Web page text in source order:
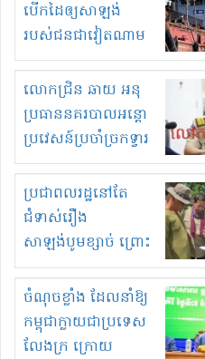
បើកដៃឲ្យសាឡង់
របស់ជនជាវៀតណាម
ចូល មកខុស
ច្បាប់លួចបូមខ្សាច់នៅ
ក្នុងប្រទេសកម្ពុជា
លោកជ្រិន ឆាយ អនុ
ប្រធាននគរបាលអន្តោ
ប្រវេសន៍ប្រចាំច្រកទ្វារ
ព្រំដែនភ្នំឌិន និងឈ្មួញ
មួយចំនួនទៀត
កំពង់តែគុបគិតគ្នា
ធ្វើសកម្មភាពរកស៊ីនិង
ស្តុកទំនិញគេចពន្ធ?
ប្រជាពលរដ្ឋនៅតែ
ជំទាស់រឿង
សាឡង់បូមខ្សាច់ ព្រោះ
ខ្លាចបាក់ច្រាំងទៀត!
ចំណុចខ្លាំង ដែលនាំឱ្យ
កម្ពុជាក្លាយជាប្រទេស
លែងក្រ ក្រោយ